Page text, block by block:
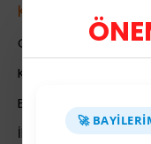
🚀
Kurumsal
Colezium Hakkında
Kurumsal Bilgiler
Banka Hesab Bilgileri
İletişim